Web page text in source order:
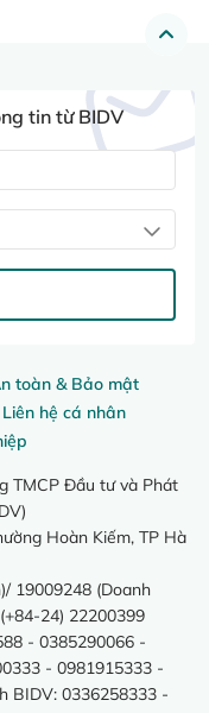
toàn & Bảo mật
Liên hệ cá nhân
TMCP Đầu tư và Phát
Hoàn Kiếm, TP Hà
19009248 (Doanh
24) 22200399
- 0385290066 -
- 0981915333 -
BIDV: 0336258333 -
tin từ BIDV